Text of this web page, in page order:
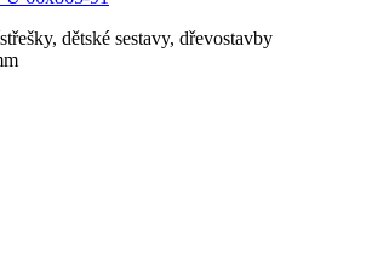
dětské sestavy, dřevostavby